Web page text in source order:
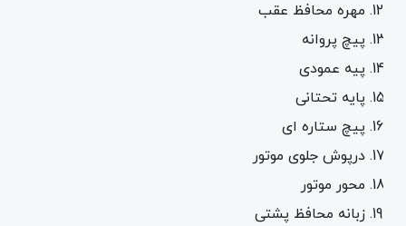
مهره محافظ عقب
پیچ پروانه
پیه عمودی
پایه تحتانی
پیچ ستاره ای
درپوش جلوی موتور
محور موتور
زبانه محافظ پشتی